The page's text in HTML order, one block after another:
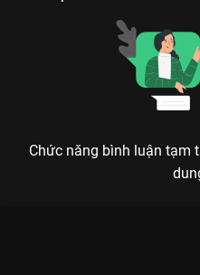
Chức năng bình luận tạm